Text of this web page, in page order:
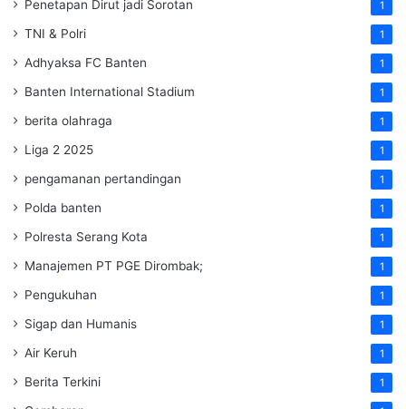
Penetapan Dirut jadi Sorotan 1
TNI & Polri 1
Adhyaksa FC Banten 1
Banten International Stadium 1
berita olahraga 1
Liga 2 2025 1
pengamanan pertandingan 1
Polda banten 1
Polresta Serang Kota 1
Manajemen PT PGE Dirombak; 1
Pengukuhan 1
Sigap dan Humanis 1
Air Keruh 1
Berita Terkini 1